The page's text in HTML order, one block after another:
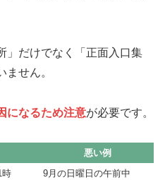
」だけでなく「正面入口集
せん。
になるため注意が必要です。
悪い例
時
9月の日曜日の午前中